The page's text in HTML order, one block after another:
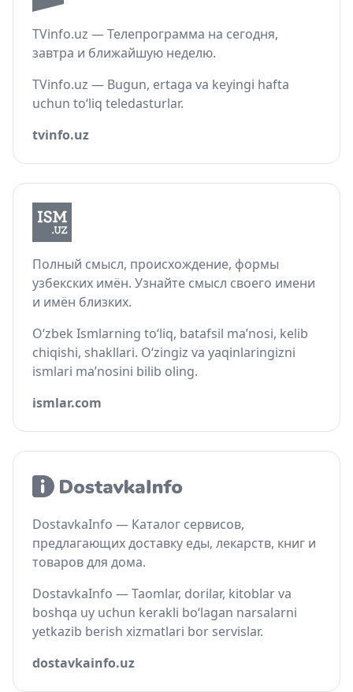
TVinfo.uz — Телепрограмма на сегодня,
завтра и ближайшую неделю.
TVinfo.uz — Bugun, ertaga va keyingi hafta
uchun to‘liq teledasturlar.
tvinfo.uz
Полный смысл, происхождение, формы
узбекских имён. Узнайте смысл своего имени
и имён близких.
O‘zbek Ismlarning to‘liq, batafsil ma’nosi, kelib
chiqishi, shakllari. O‘zingiz va yaqinlaringizni
ismlari ma’nosini bilib oling.
ismlar.com
DostavkaInfo — Каталог сервисов,
предлагающих доставку еды, лекарств, книг и
товаров для дома.
DostavkaInfo — Taomlar, dorilar, kitoblar va
boshqa uy uchun kerakli bo‘lagan narsalarni
yetkazib berish xizmatlari bor servislar.
dostavkainfo.uz